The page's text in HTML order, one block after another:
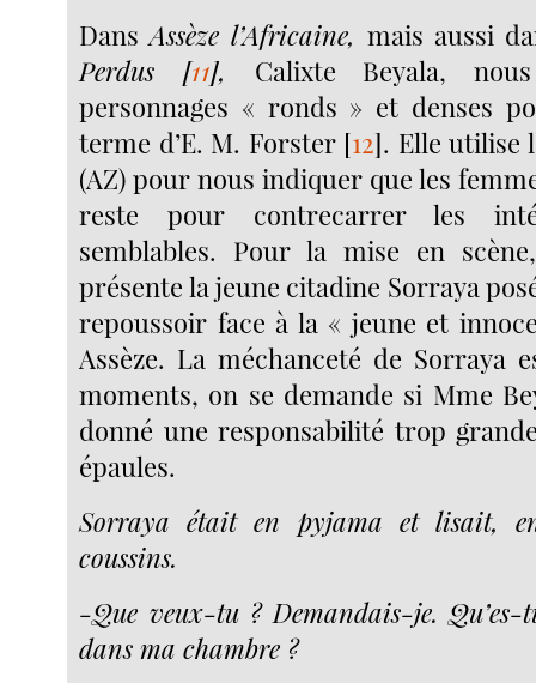
DansAssèze l’Africaine, mais aussi
Perdus [11], Calixte Beyala,
personnages « ronds » et denses
terme d’E. M. Forster[12]. Elle utilise
(AZ) pour nous indiquer que les
reste pour contrecarrer les
semblables. Pour la mise en
présente la jeune citadine Sorraya
repoussoir face à la « jeune et
Assèze. La méchanceté de Sorraya
moments, on se demande si Mme
donné une responsabilité trop
épaules.
Sorraya était en pyjama et lisait,
coussins.
-Que veux-tu ? Demandais-je. Qu’es-
dans ma chambre ?